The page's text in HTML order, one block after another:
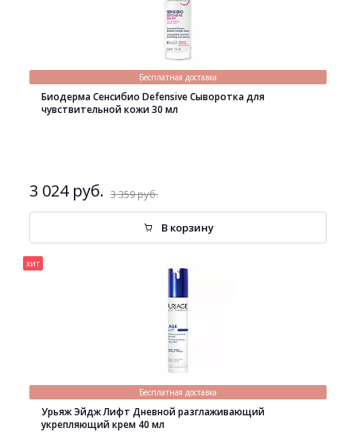
Бесплатная доставка
Биодерма Сенсибио Defensive Сыворотка для
чувствительной кожи 30 мл
3 024 руб. 3 359 руб.
В корзину
хит
Бесплатная доставка
Урьяж Эйдж Лифт Дневной разглаживающий
укрепляющий крем 40 мл